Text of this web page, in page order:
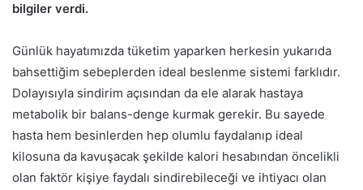
bilgiler verdi.
Günlük hayatımızda tüketim yaparken herkesin yukarıda
bahsettiğim sebeplerden ideal beslenme sistemi farklıdır.
Dolayısıyla sindirim açısından da ele alarak hastaya
metabolik bir balans-denge kurmak gerekir. Bu sayede
hasta hem besinlerden hep olumlu faydalanıp ideal
kilosuna da kavuşacak şekilde kalori hesabından öncelikli
olan faktör kişiye faydalı sindirebileceği ve ihtiyacı olan